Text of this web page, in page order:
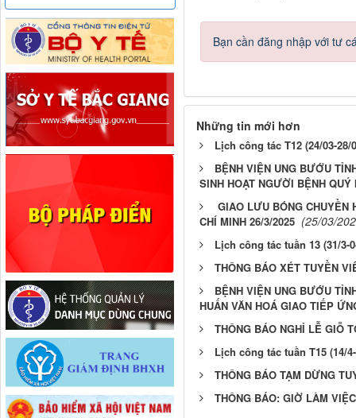
Bạn cần đăng nhập với tư
Những tin mới hơn
Lịch công tác T12 (24/03-28/
BỆNH VIỆN UNG BƯỚU
SINH HOẠT NGƯỜI BỆNH QUÝ
GIAO LƯU BÓNG CHUYỀN
CHÍ MINH 26/3/2025 (25/03/
Lịch công tác tuần 13 (31/3-
THÔNG BÁO XÉT TUYỀN
BỆNH VIỆN UNG BƯỚU
HUẤN VĂN HOÁ GIAO TIẾP
THÔNG BÁO NGHỈ LỄ GIỖ
Lịch công tác tuần T15 (14/
THÔNG BÁO TẠM DỪNG
THÔNG BÁO: GIỜ LÀM